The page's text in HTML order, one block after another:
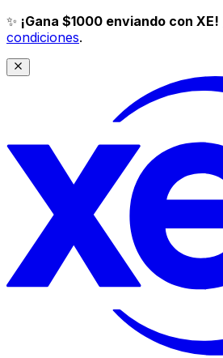
✨ ¡Gana $1000 enviando con XE!
condiciones.